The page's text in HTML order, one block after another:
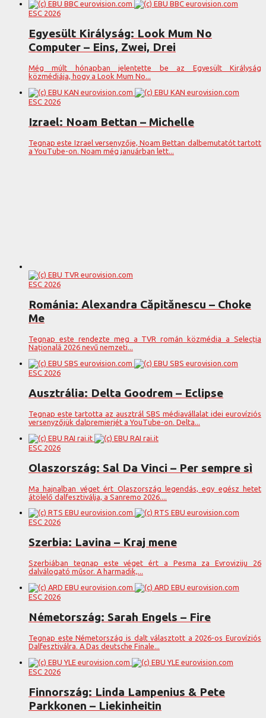
ESC 2026
Egyesült Királyság: Look Mum No
Computer – Eins, Zwei, Drei
Még múlt hónapban jelentette be az Egyesült Királyság
közmédiája, hogy a Look Mum No...
ESC 2026
Izrael: Noam Bettan – Michelle
Tegnap este Izrael versenyzője, Noam Bettan dalbemutatót tartott
a YouTube-on. Noam még januárban lett...
ESC 2026
Románia: Alexandra Căpitănescu – Choke
Me
Tegnap este rendezte meg a TVR román közmédia a Selecția
Națională 2026 nevű nemzeti...
ESC 2026
Ausztrália: Delta Goodrem – Eclipse
Tegnap este tartotta az ausztrál SBS médiavállalat idei eurovíziós
versenyzőjük dalpremierjét a YouTube-on. Delta...
ESC 2026
Olaszország: Sal Da Vinci – Per sempre sì
Ma hajnalban véget ért Olaszország legendás, egy egész hetet
átölelő dalfesztiválja, a Sanremo 2026....
ESC 2026
Szerbia: Lavina – Kraj mene
Szerbiában tegnap este véget ért a Pesma za Evroviziju 26
dalválogató műsor. A harmadik,...
ESC 2026
Németország: Sarah Engels – Fire
Tegnap este Németország is dalt választott a 2026-os Eurovíziós
Dalfesztiválra. A Das deutsche Finale...
ESC 2026
Finnország: Linda Lampenius & Pete
Parkkonen – Liekinheitin